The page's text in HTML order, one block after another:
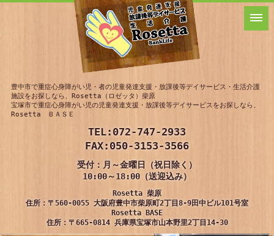
豊中市で重症心身障がい児・者の児童発達支援・放課後等デイサービス・生活介護
施設をお探しなら、Rosetta（ロゼッタ）柴原
宝塚市で重症心身障がい児の児童発達支援・放課後等デイサービスをお探しなら、
Rosetta ＢＡＳＥ
TEL:072-747-2933
FAX:050-3153-3566
受付：月～金曜日（祝日除く）
10:00～18:00（送迎込み）
Rosetta 柴原
住所：〒560-0055 大阪府豊中市柴原町2丁目8-9田中ビル101号室
Rosetta BASE
住所：〒665-0814 兵庫県宝塚市山本野里2丁目14-30